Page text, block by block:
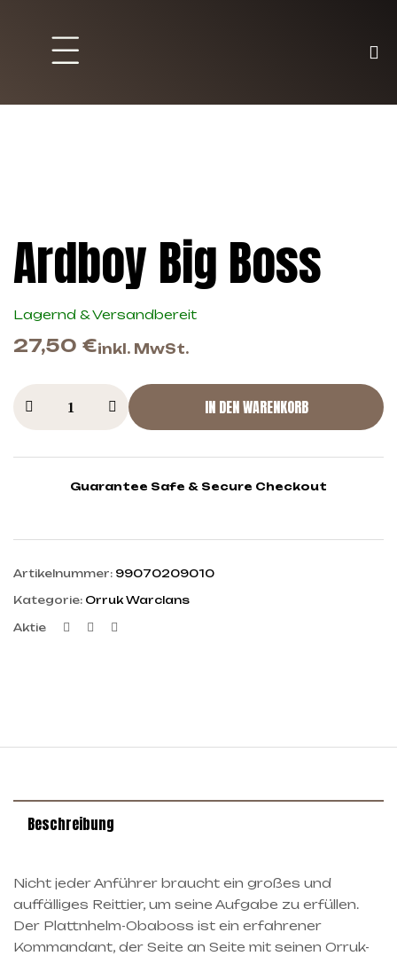
Ardboy Big Boss
Lagernd & Versandbereit
27,50 €inkl. MwSt.
IN DEN WARENKORB
Guarantee Safe & Secure Checkout
Artikelnummer: 99070209010
Kategorie: Orruk Warclans
Aktie Facebook
Twitter
Beschreibung
Nicht jeder Anführer braucht ein großes und
auffälliges Reittier, um seine Aufgabe zu erfüllen.
Der Plattnhelm-Obaboss ist ein erfahrener
Kommandant, der Seite an Seite mit seinen Orruk-